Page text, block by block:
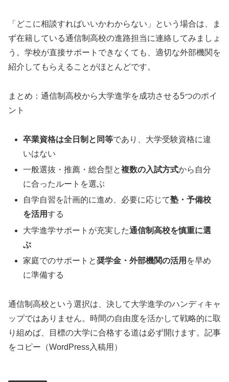
「どこに相談すればいいかわからない」という場合は、ま
ず在籍している通信制高校の進路担当に連絡してみましょ
う。学校が直接サポートできなくても、適切な外部機関を
紹介してもらえることがほとんどです。
まとめ：通信制高校から大学進学を成功させる5つのポイ
ント
卒業資格は全日制と同等であり、大学受験資格に違
いはない
一般選抜・推薦・総合型と複数の入試方式から自分
に合ったルートを選ぶ
自学自習を計画的に進め、必要に応じて塾・予備校
を活用する
大学進学サポートが充実した通信制高校を慎重に選
ぶ
家庭でのサポートと奨学金・外部機関の活用 を早め
に準備する
通信制高校という選択は、決して大学進学のハンディキャ
ップではありません。時間の自由度を活かして戦略的に取
り組めば、目標の大学に合格する道は必ず開けます。記事
をコピー（WordPress入稿用）